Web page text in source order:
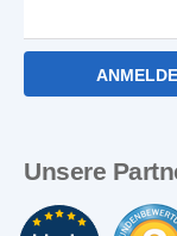
Unsere